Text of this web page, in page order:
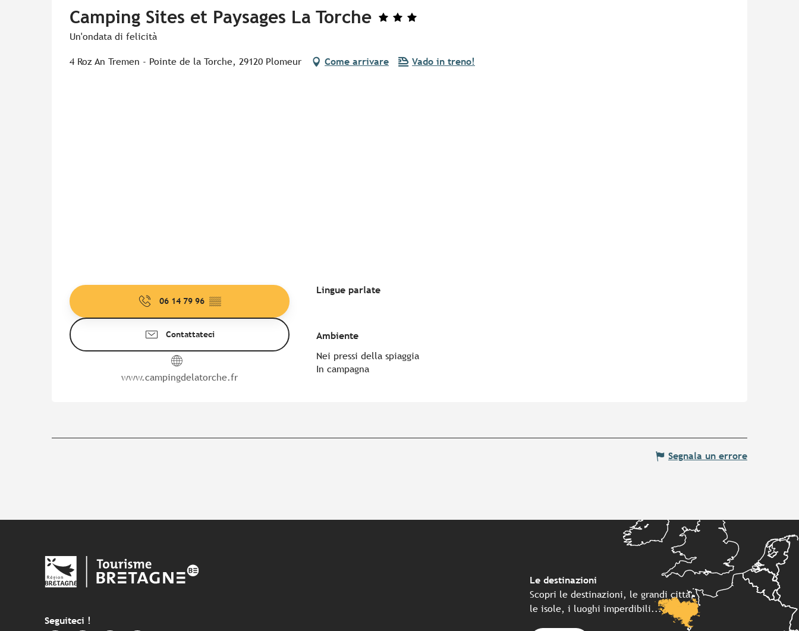
Camping Sites et Paysages La Torche
Un'ondata di felicità
4 Roz An Tremen - Pointe de la Torche, 29120 Plomeur Come arrivare Vado in treno!
06 14 79 96 ▒▒
Contattateci
www.campingdelatorche.fr
Lingue parlate
Lingue parlate
Ambiente
Ambiente
Nei pressi della spiaggia
In campagna
Segnala un errore
Seguiteci !
Le destinazioni
Scopri le destinazioni, le grandi città,
le isole, i luoghi imperdibili...